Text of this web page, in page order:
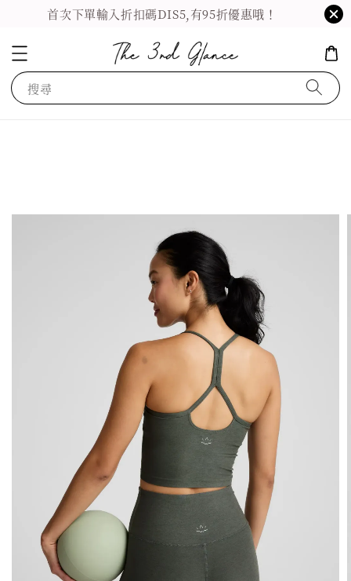
首次下單輸入折扣碼DIS5,有95折優惠哦！
搜尋